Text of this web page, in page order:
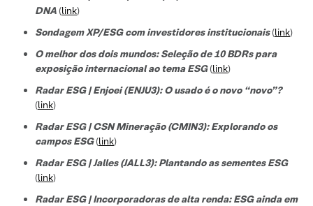
DNA(link)
Sondagem XP/ESG com investidores institucionais(link)
O melhor dos dois mundos: Seleção de 10 BDRs para
exposição internacional ao tema ESG(link)
Radar ESG | Enjoei (ENJU3): O usado é o novo “novo”?
(link)
Radar ESG | CSN Mineração (CMIN3): Explorando os
campos ESG(link)
Radar ESG | Jalles (JALL3): Plantando as sementes ESG
(link)
Radar ESG | Incorporadoras de alta renda: ESG ainda em